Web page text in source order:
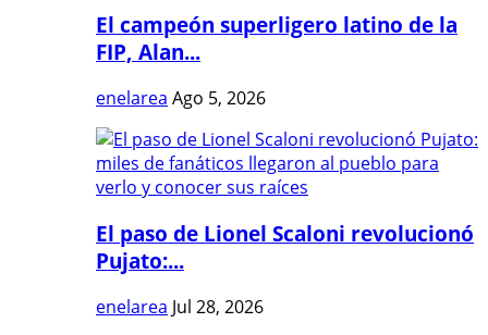
El campeón superligero latino de la
FIP, Alan...
enelarea Ago 5, 2026
El paso de Lionel Scaloni revolucionó
Pujato:...
enelarea Jul 28, 2026